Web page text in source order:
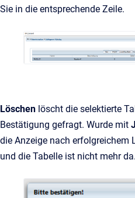
Sie in die entsprechende Zeile.
Löschen löscht die selektierte
Bestätigung gefragt. Wurde mit
die Anzeige nach erfolgreichem
und die Tabelle ist nicht mehr da.